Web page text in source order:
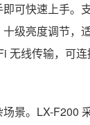
可快速上手
级亮度调节
无线传输，可
景。LX-F200